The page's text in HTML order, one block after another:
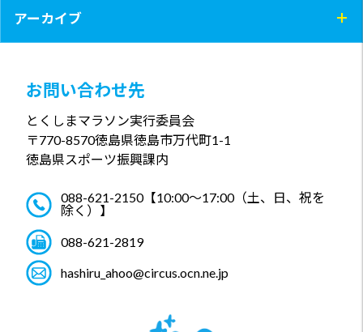
アーカイブ
お問い合わせ先
とくしまマラソン実行委員会
〒770-8570徳島県徳島市万代町1-1
徳島県スポーツ振興課内
088-621-2150【10:00～17:00（土、日、祝を
除く）】
088-621-2819
hashiru_ahoo@circus.ocn.ne.jp